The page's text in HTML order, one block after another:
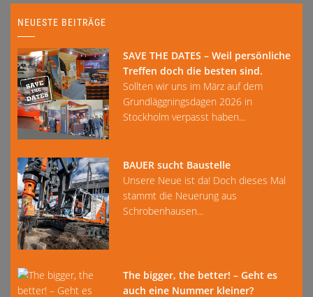
NEUESTE BEITRÄGE
SAVE THE DATES – Weil persönliche
Treffen doch die besten sind.
Sollten wir uns im März auf dem
Grundläggningsdagen 2026 in
Stockholm verpasst haben...
BAUER sucht Baustelle
Unsere Neue ist da! Doch dieses Mal
stammt die Neuerung aus
Schrobenhausen...
The bigger, the better! – Geht es
auch eine Nummer kleiner?